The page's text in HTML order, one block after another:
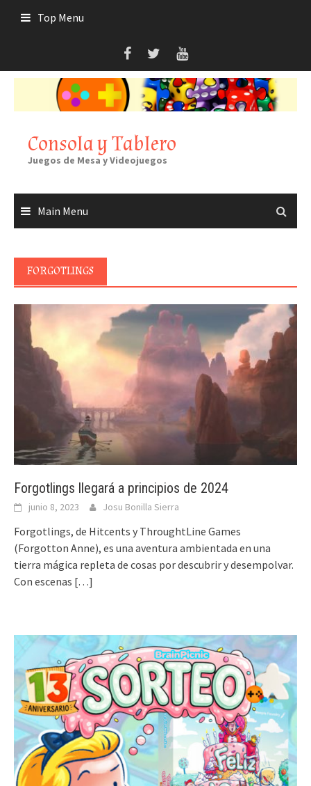
Top Menu
Consola y Tablero
Juegos de Mesa y Videojuegos
Main Menu
FORGOTLINGS
Forgotlings llegará a principios de 2024
junio 8, 2023 Josu Bonilla Sierra
Forgotlings, de Hitcents y ThroughtLine Games
(Forgotton Anne), es una aventura ambientada en una
tierra mágica repleta de cosas por descubrir y desempolvar.
Con escenas […]